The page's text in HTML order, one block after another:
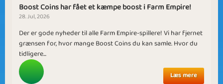
Boost Coins har fået et kæmpe boost i Farm Empire!
28. Jul, 2026
Der er gode nyheder til alle Farm Empire-spillere! Vi har fjernet
grænsen for, hvor mange Boost Coins du kan samle. Hvor du
tidligere...
Læs mere